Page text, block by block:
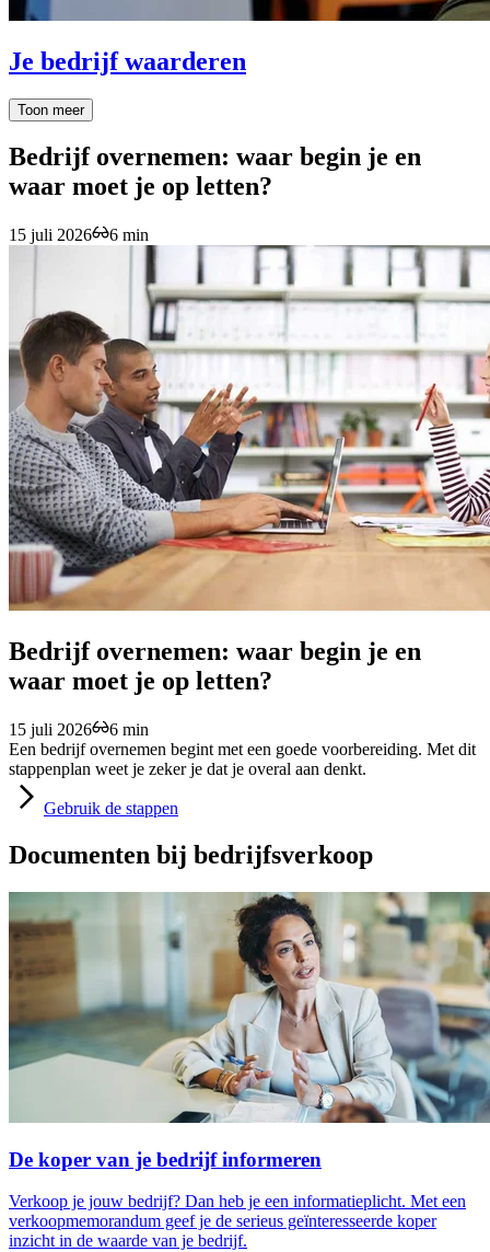
Je bedrijf waarderen
Toon meer
Bedrijf overnemen: waar begin je en
waar moet je op letten?
15 juli 2026 6 min
Bedrijf overnemen: waar begin je en
waar moet je op letten?
15 juli 2026
6 min
Een bedrijf overnemen begint met een goede voorbereiding. Met dit
stappenplan weet je zeker je dat je overal aan denkt.
Gebruik de stappen
Documenten bij bedrijfsverkoop
De koper van je bedrijf informeren
Verkoop je jouw bedrijf? Dan heb je een informatieplicht. Met een
verkoopmemorandum geef je de serieus geïnteresseerde koper
inzicht in de waarde van je bedrijf.